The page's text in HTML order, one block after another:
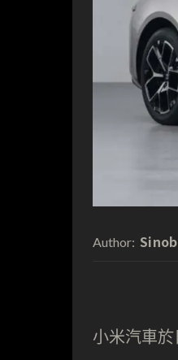
Author:
小米汽車